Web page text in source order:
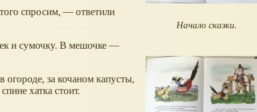
Начало сказки.
спросим, — ответили
и сумочку. В мешочке —
за кочаном капусты,
хатка стоит.